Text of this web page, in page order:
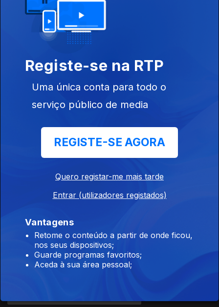
24 jun. 2022
Registe-se na RTP
Uma única conta para todo o
serviço público de media
REGISTE-SE AGORA
Quero registar-me mais tarde
Entrar (utilizadores registados)
Vantagens
Retome o conteúdo a partir de onde ficou,
nos seus dispositivos;
Guarde programas favoritos;
Aceda à sua área pessoal;